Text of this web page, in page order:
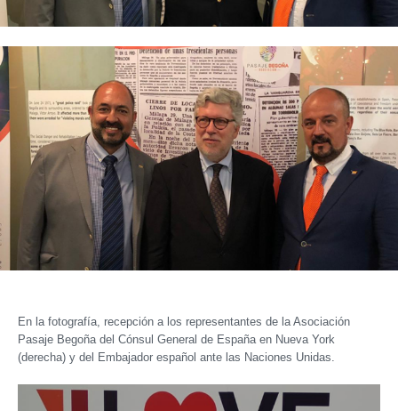
En la fotografía, recepción a los representantes de la Asociación
Pasaje Begoña del Cónsul General de España en Nueva York
(derecha) y del Embajador español ante las Naciones Unidas.